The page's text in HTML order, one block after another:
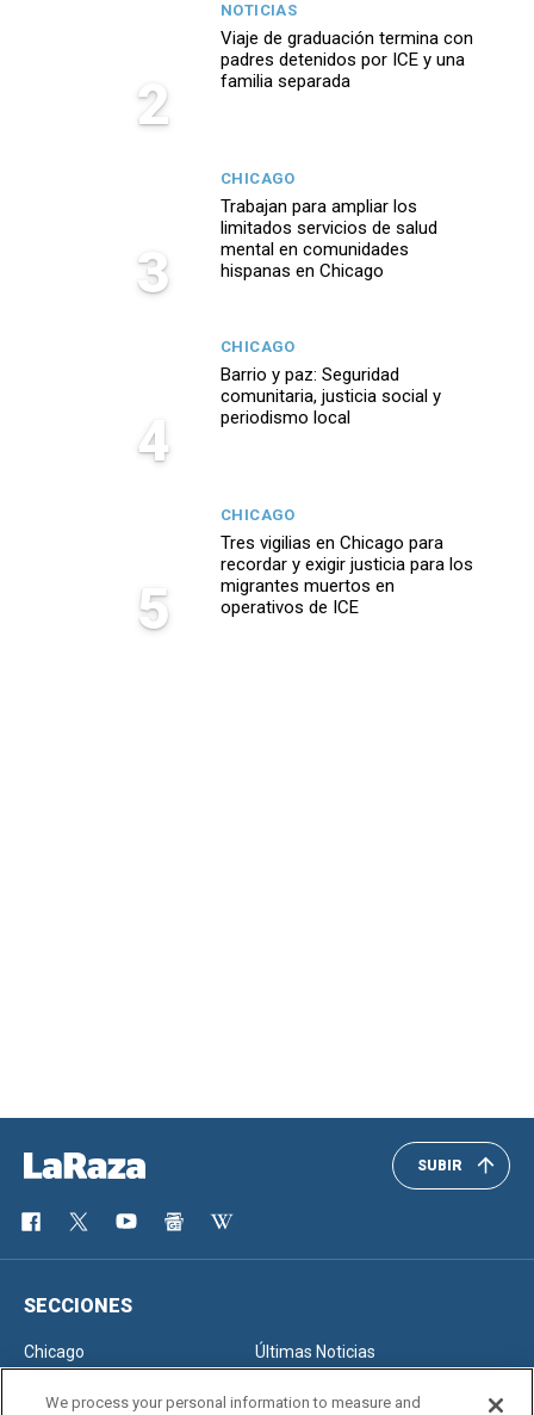
2
NOTICIAS
Viaje de graduación termina con
padres detenidos por ICE y una
familia separada
3
CHICAGO
Trabajan para ampliar los
limitados servicios de salud
mental en comunidades
hispanas en Chicago
4
CHICAGO
Barrio y paz: Seguridad
comunitaria, justicia social y
periodismo local
5
CHICAGO
Tres vigilias en Chicago para
recordar y exigir justicia para los
migrantes muertos en
operativos de ICE
SUBIR
SECCIONES
Chicago
Últimas Noticias
We process your personal information to measure and